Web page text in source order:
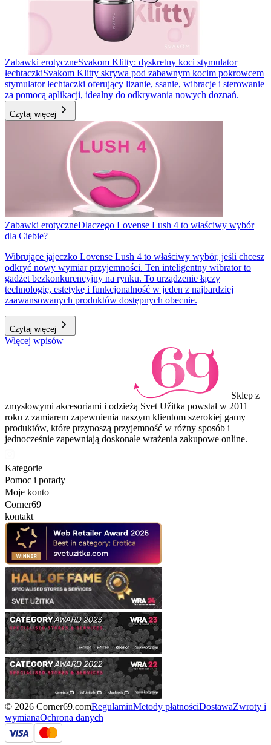
Zabawki erotyczneSvakom Klitty: dyskretny koci stymulator
łechtaczkiSvakom Klitty skrywa pod zabawnym kocim pokrowcem
stymulator łechtaczki oferujący lizanie, ssanie, wibracje i sterowanie
za pomocą aplikacji, idealny do odkrywania nowych doznań.
Czytaj więcej
Zabawki erotyczneDlaczego Lovense Lush 4 to właściwy wybór
dla Ciebie?
Wibrujące jajeczko Lovense Lush 4 to właściwy wybór, jeśli chcesz
odkryć nowy wymiar przyjemności. Ten inteligentny wibrator to
gadżet bezkonkurencyjny na rynku. To urządzenie łączy
technologię, estetykę i funkcjonalność w jeden z najbardziej
zaawansowanych produktów dostępnych obecnie.
Czytaj więcej
Więcej wpisów
Sklep z
zmysłowymi akcesoriami i odzieżą Svet Užitka powstał w 2011
roku z zamiarem zapewnienia naszym klientom szerokiej gamy
produktów, które przynoszą przyjemność w różny sposób i
jednocześnie zapewniają doskonałe wrażenia zakupowe online.
Kategorie
Pomoc i porady
Moje konto
Corner69
kontakt
© 2026 Corner69.comRegulaminMetody płatnościDostawaZwroty i
wymianaOchrona danych